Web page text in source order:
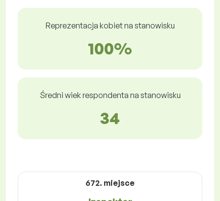
Reprezentacja kobiet na stanowisku
100%
Średni wiek respondenta na stanowisku
34
672. miejsce